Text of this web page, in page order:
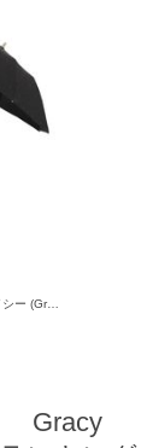
【晴雨兼用折りたたみ日傘】グレイシー (Gracy) Studs 一級遮光99.99% 遮熱 UV99％ 簡単開閉
Gracy